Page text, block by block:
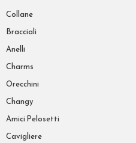
Collane
Bracciali
Anelli
Charms
Orecchini
Changy
Amici Pelosetti
Cavigliere